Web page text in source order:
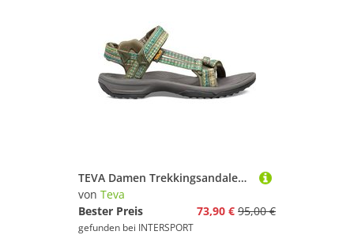
TEVA Damen Trekkingsandalen "Terra Fi Lite"
von Teva
Bester Preis
73,90 € 95,00 €
gefunden bei INTERSPORT